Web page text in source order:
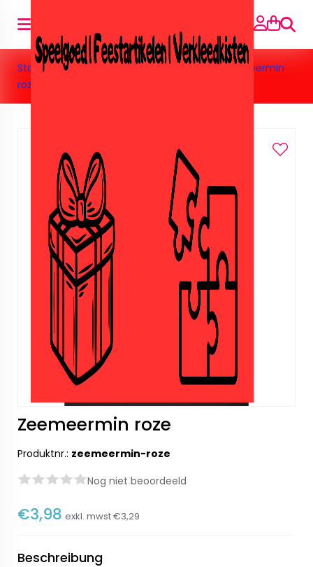
Suche
Startseite» Speelgoed»Barbie&Poppen»Zeemeermin
roze
Zeemeermin roze
Produktnr.: zeemeermin-roze
Nog niet beoordeeld
€3,98 exkl. mwst€3,29
Beschreibung